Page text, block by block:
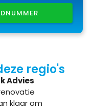
regio's
Advies
klaar om